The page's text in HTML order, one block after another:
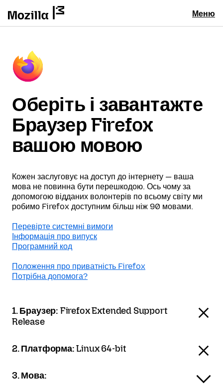
Меню
Оберіть і завантажте
Браузер Firefox
вашою мовою
Кожен заслуговує на доступ до інтернету — ваша
мова не повинна бути перешкодою. Ось чому за
допомогою відданих волонтерів по всьому світу ми
робимо Firefox доступним більш ніж 90 мовами.
Перевірте системні вимоги
Інформація про випуск
Програмний код
Положення про приватність Firefox
Потрібна допомога?
1. Браузер: Firefox Extended Support
Release
2. Платформа:Linux 64-bit
3. Мова: